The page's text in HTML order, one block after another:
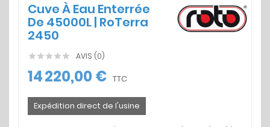
Cuve À Eau Enterrée
De 45000L | RoTerra
2450
     AVIS (0)
14 220,00 € TTC
Expédition direct de l'usine